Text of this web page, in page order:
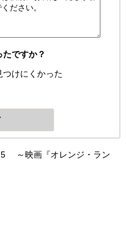
ですか？
つけにくかった
～映画『オレンジ・ラン